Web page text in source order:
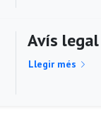
Avís legal
Llegir més